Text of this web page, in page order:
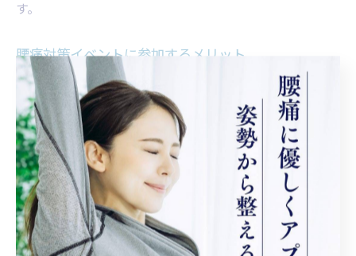
す。
腰痛対策イベントに参加するメリット
腰痛対策イベントに参加することで、正しい知識と実践
法を直接学べるのが大きな魅力です。理由は、専門家の
指導を受けながら、姿勢改善やセルフケアの具体的方法
を身につけられる点にあります。松田町では、地域主催
の講習会やワークショップが開催されており、参加者同
士の情報交換も活発です。イベントを活用することで、
日常生活にすぐに取り入れられる腰痛予防法を習得でき
ます。